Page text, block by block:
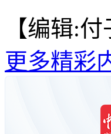
【编辑:付
更多精彩